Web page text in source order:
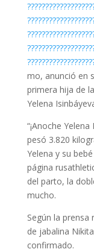
mo, anunció en
primera hija de
Yelena
“¡Anoche
pesó 3.820
Yelena y su
página
del parto, la
mucho.
Según la prensa
de jabalina
confirmado.